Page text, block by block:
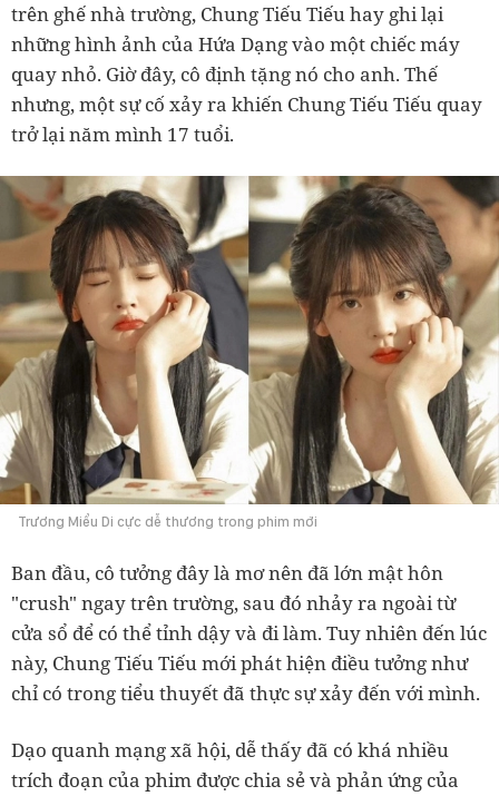
trên ghế nhà trường, Chung Tiếu Tiếu hay ghi lại
những hình ảnh của Hứa Dạng vào một chiếc máy
quay nhỏ. Giờ đây, cô định tặng nó cho anh. Thế
nhưng, một sự cố xảy ra khiến Chung Tiếu Tiếu quay
trở lại năm mình 17 tuổi.
Trương Miểu Di cực dễ thương trong phim mới
Ban đầu, cô tưởng đây là mơ nên đã lớn mật hôn
"crush" ngay trên trường, sau đó nhảy ra ngoài từ
cửa sổ để có thể tỉnh dậy và đi làm. Tuy nhiên đến lúc
này, Chung Tiếu Tiếu mới phát hiện điều tưởng như
chỉ có trong tiểu thuyết đã thực sự xảy đến với mình.
Dạo quanh mạng xã hội, dễ thấy đã có khá nhiều
trích đoạn của phim được chia sẻ và phản ứng của